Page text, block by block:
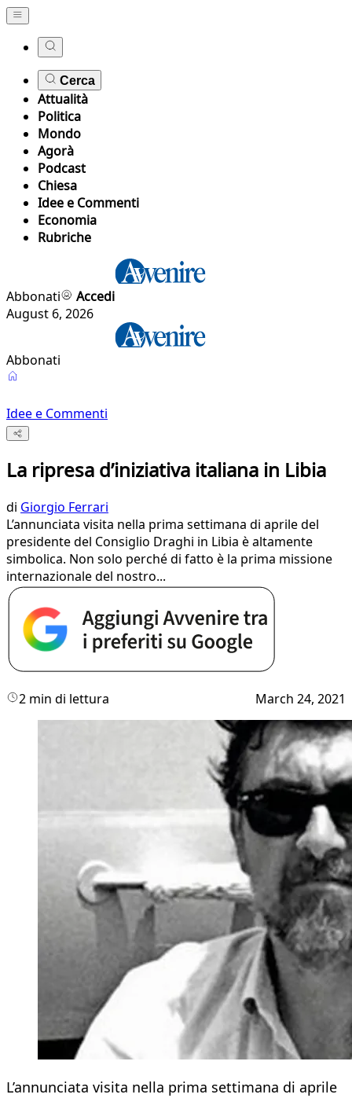
Cerca
Attualità
Politica
Mondo
Agorà
Podcast
Chiesa
Idee e Commenti
Economia
Rubriche
Abbonati
Accedi
August 6, 2026
Abbonati
Idee e Commenti
La ripresa d’iniziativa italiana in Libia
di Giorgio Ferrari
L’annunciata visita nella prima settimana di aprile del
presidente del Consiglio Draghi in Libia è altamente
simbolica. Non solo perché di fatto è la prima missione
internazionale del nostro...
2 min di lettura March 24, 2021
L’annunciata visita nella prima settimana di aprile